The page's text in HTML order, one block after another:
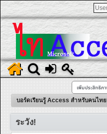
บอร์ดเรียนรู้ Access สำหรับคนไทย
ระวัง!